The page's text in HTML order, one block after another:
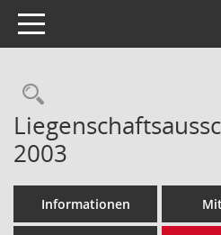
Toggle navigation
Rechercheauswahl
2003
Informationen